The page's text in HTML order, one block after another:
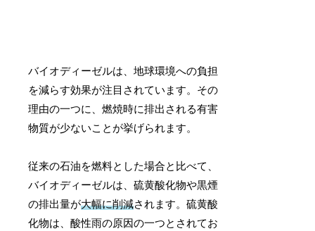
バイオディーゼルは、地球環境への負担
を減らす効果が注目されています。その
理由の一つに、燃焼時に排出される有害
物質が少ないことが挙げられます。
従来の石油を燃料とした場合と比べて、
バイオディーゼルは、硫黄酸化物や黒煙
の排出量が大幅に削減されます。硫黄酸
化物は、酸性雨の原因の一つとされてお